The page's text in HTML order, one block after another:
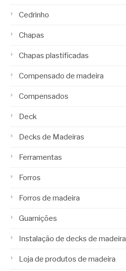
Cedrinho
Chapas
Chapas plastificadas
Compensado de madeira
Compensados
Deck
Decks de Madeiras
Ferramentas
Forros
Forros de madeira
Guarnições
Instalação de decks de madeira
Loja de produtos de madeira